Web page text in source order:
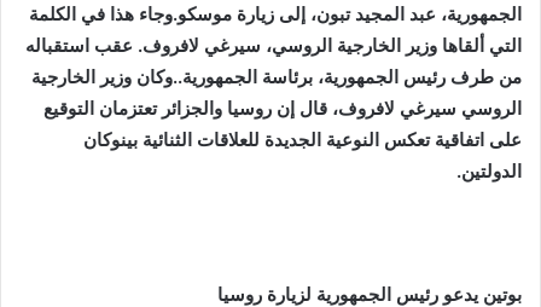
الجمهورية، عبد المجيد تبون، إلى زيارة موسكو.وجاء هذا في الكلمة
التي ألقاها وزير الخارجية الروسي، سيرغي لافروف. عقب استقباله
من طرف رئيس الجمهورية، برئاسة الجمهورية..وكان وزير الخارجية
الروسي سيرغي لافروف، قال إن روسيا والجزائر تعتزمان التوقيع
على اتفاقية تعكس النوعية الجديدة للعلاقات الثنائية بينوكان
الدولتين.
بوتين يدعو رئيس الجمهورية لزيارة روسيا